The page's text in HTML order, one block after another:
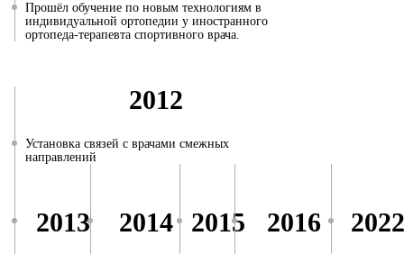
Прошёл обучение по новым технологиям в
индивидуальной ортопедии у иностранного
ортопеда-терапевта спортивного врача.
2012
Установка связей с врачами смежных
направлений
2013 2014 2015 2016 2022